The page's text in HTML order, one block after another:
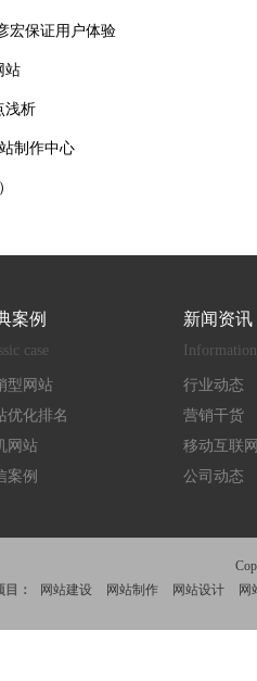
宏保证用户体验
站
浅析
制作中心
案例
case
型网站
优化排名
网站
案例
新闻资讯
Information
行业动态
营销干货
移动互联
公司动态
目：
网站建设 网站制作 网站设计 网